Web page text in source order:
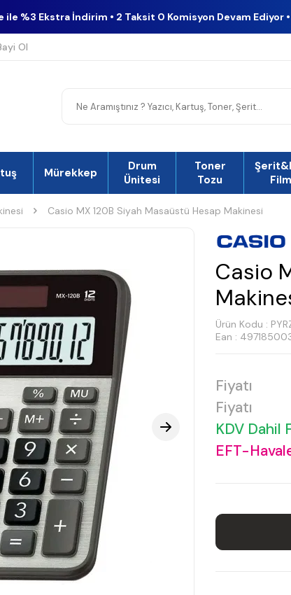
ile %3 Ekstra İndirim • 2 Taksit 0 Komisyon Devam Ediyor
Ol
Mürekkep
Drum
Ünitesi
Toner
Tozu
Film
Casio MX 120B Siyah Masaüstü Hesap Makinesi
Casio
Ürün Kodu :
Ean :
Fiyatı
Fiyatı
KDV Dahil
EFT-